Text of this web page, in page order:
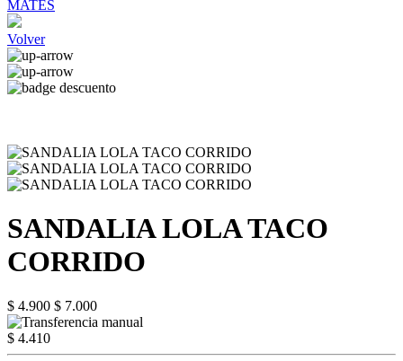
MATES
Volver
SANDALIA LOLA TACO
CORRIDO
$ 4.900 $ 7.000
$ 4.410